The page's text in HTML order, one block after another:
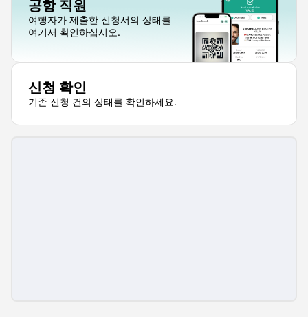
공항 직원
여행자가 제출한 신청서의 상태를
여기서 확인하십시오.
신청 확인
기존 신청 건의 상태를 확인하세요.